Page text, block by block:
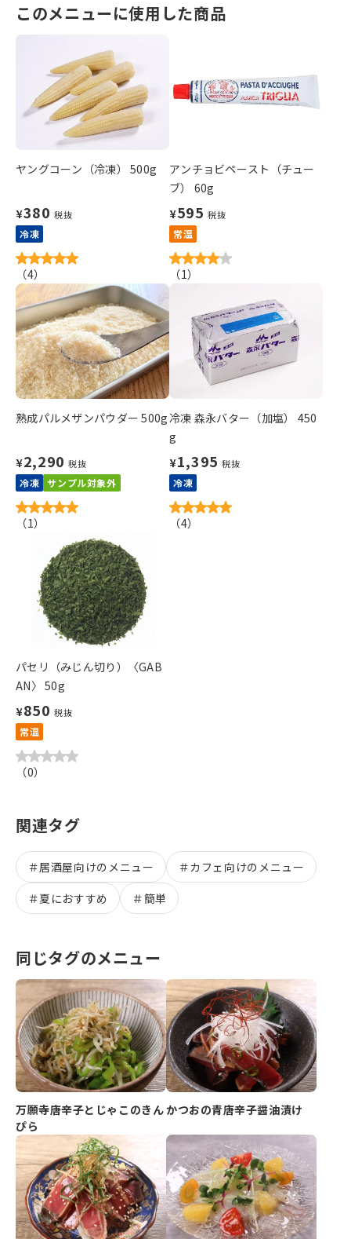
このメニューに使用した商品
ヤングコーン（冷凍） 500g
¥380 税抜
冷凍
（4）
アンチョビペースト（チュー
ブ） 60g
¥595 税抜
常温
（1）
熟成パルメザンパウダー 500g
¥2,290 税抜
冷凍 サンプル対象外
（1）
冷凍 森永バター（加塩） 450
g
¥1,395 税抜
冷凍
（4）
パセリ（みじん切り）〈GAB
AN〉 50g
¥850 税抜
常温
（0）
関連タグ
＃居酒屋向けのメニュー ＃カフェ向けのメニュー
＃夏におすすめ ＃簡単
同じタグのメニュー
万願寺唐辛子とじゃこのきん
ぴら
かつおの青唐辛子醤油漬け